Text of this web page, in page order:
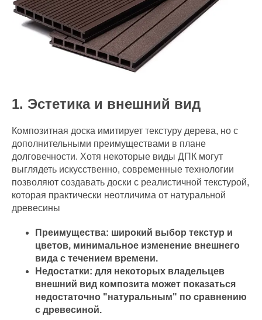
1. Эстетика и внешний вид
Композитная доска имитирует текстуру дерева, но с
дополнительными преимуществами в плане
долговечности. Хотя некоторые виды ДПК могут
выглядеть искусственно, современные технологии
позволяют создавать доски с реалистичной текстурой,
которая практически неотличима от натуральной
древесины
Преимущества: широкий выбор текстур и
цветов, минимальное изменение внешнего
вида с течением времени.
Недостатки: для некоторых владельцев
внешний вид композита может показаться
недостаточно "натуральным" по сравнению
с древесиной.